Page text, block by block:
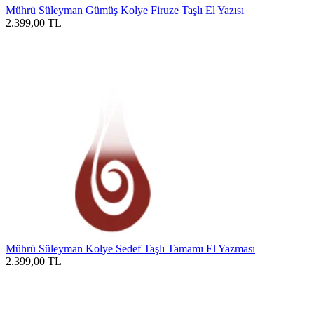
Mührü Süleyman Gümüş Kolye Firuze Taşlı El Yazısı
2.399,00 TL
Mührü Süleyman Kolye Sedef Taşlı Tamamı El Yazması
2.399,00 TL